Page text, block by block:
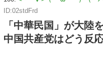
ID:02stdFrd
「中華民国」が大陸
中国共産党はどう反